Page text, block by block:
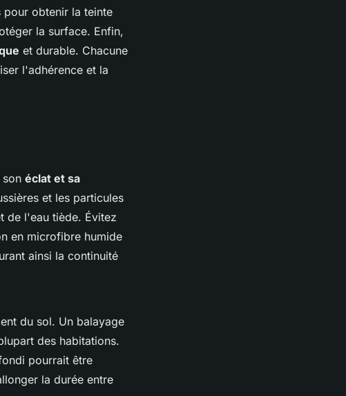
pour obtenir la teinte
la surface. Enfin,
et durable. Chacune
l'adhérence et la
son éclat et sa
et les particules
de l'eau tiède. Évitez
en microfibre humide
ainsi la continuité
du sol. Un balayage
des habitations.
pourrait être
la durée entre